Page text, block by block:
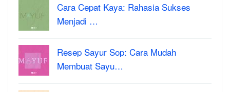
Cara Cepat Kaya: Rahasia Sukses
Menjadi …
Resep Sayur Sop: Cara Mudah
Membuat Sayu…